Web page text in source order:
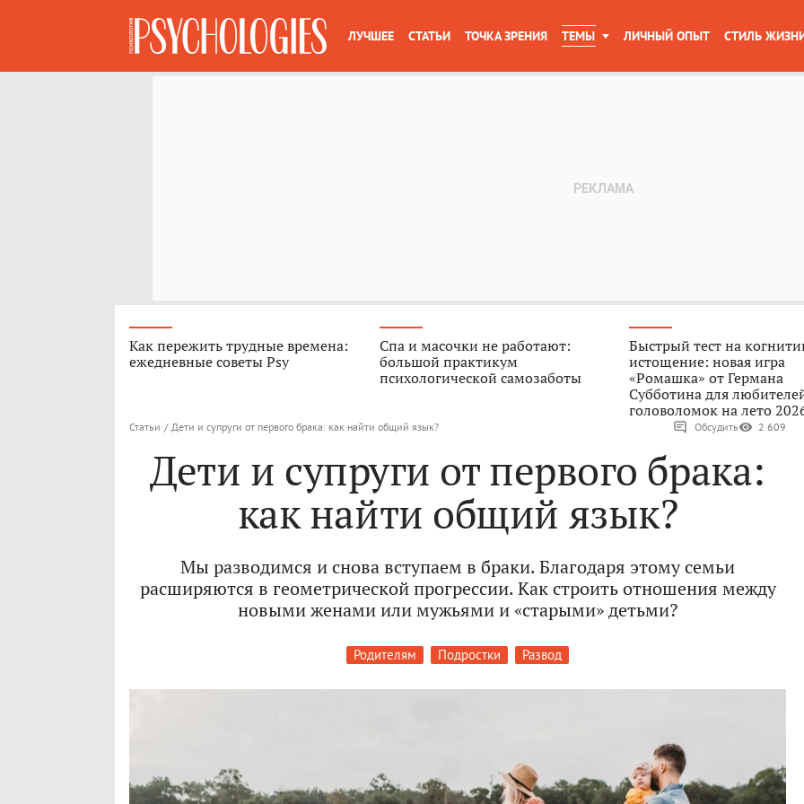
ЛУЧШЕЕ СТАТЬИ ТОЧКА ЗРЕНИЯ ТЕМЫ ЛИЧНЫЙ ОПЫТ СТИЛЬ
Как пережить трудные времена:
ежедневные советы Psy
Спа и масочки не работают:
большой практикум
психологической самозаботы
Быстрый тест на
истощение: новая игра
«Ромашка» от Германа
Субботина для
головоломок на лето
Статьи / Дети и супруги от первого брака: как найти общий язык? Обсудить 2 609
Дети и супруги от первого брака:
как найти общий язык?
Мы разводимся и снова вступаем в браки. Благодаря этому семьи
расширяются в геометрической прогрессии. Как строить отношения между
новыми женами или мужьями и «старыми» детьми?
Родителям Подростки Развод